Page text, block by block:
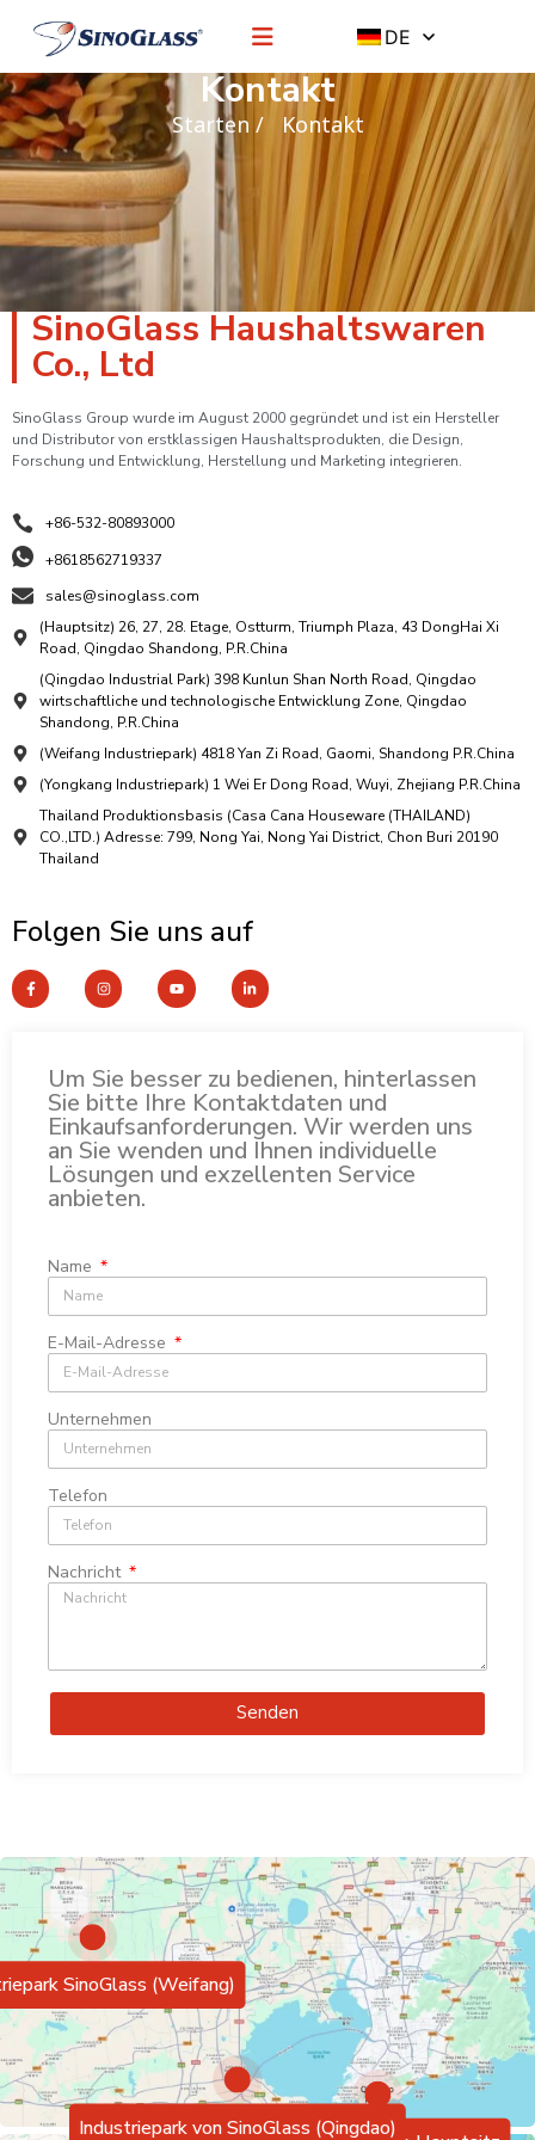
DE
Kontakt
Starten / Kontakt
Um Sie besser zu bedienen, hinterlassen
Sie bitte Ihre Kontaktdaten und
Einkaufsanforderungen. Wir werden uns
an Sie wenden und Ihnen individuelle
Lösungen und exzellenten Service
anbieten.
Name
E-Mail-Adresse
Unternehmen
Telefon
Nachricht
Senden
SinoGlass Haushaltswaren
Co., Ltd
SinoGlass Group wurde im August 2000 gegründet und ist ein Hersteller
und Distributor von erstklassigen Haushaltsprodukten, die Design,
Forschung und Entwicklung, Herstellung und Marketing integrieren.
+86-532-80893000
+8618562719337
sales@sinoglass.com
(Hauptsitz) 26, 27, 28. Etage, Ostturm, Triumph Plaza, 43 DongHai Xi
Road, Qingdao Shandong, P.R.China
(Qingdao Industrial Park) 398 Kunlun Shan North Road, Qingdao
wirtschaftliche und technologische Entwicklung Zone, Qingdao
Shandong, P.R.China
(Weifang Industriepark) 4818 Yan Zi Road, Gaomi, Shandong P.R.China
(Yongkang Industriepark) 1 Wei Er Dong Road, Wuyi, Zhejiang P.R.China
Thailand Produktionsbasis (Casa Cana Houseware (THAILAND)
CO.,LTD.) Adresse: 799, Nong Yai, Nong Yai District, Chon Buri 20190
Thailand
Folgen Sie uns auf
Industriepark von SinoGlass (Qingdao)
SinoGlass (Weifang)